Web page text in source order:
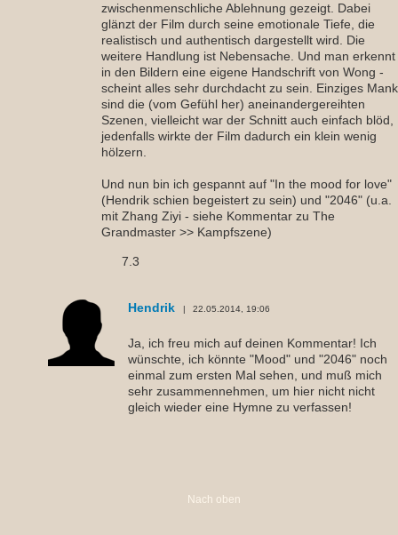
zwischenmenschliche Ablehnung gezeigt. Dabei
glänzt der Film durch seine emotionale Tiefe, die
realistisch und authentisch dargestellt wird. Die
weitere Handlung ist Nebensache. Und man erkennt
in den Bildern eine eigene Handschrift von Wong -
scheint alles sehr durchdacht zu sein. Einziges
sind die (vom Gefühl her) aneinandergereihten
Szenen, vielleicht war der Schnitt auch einfach blöd,
jedenfalls wirkte der Film dadurch ein klein wenig
hölzern.
Und nun bin ich gespannt auf "In the mood for love"
(Hendrik schien begeistert zu sein) und "2046" (u.a.
mit Zhang Ziyi - siehe Kommentar zu The
Grandmaster >> Kampfszene)
7.3
Hendrik 22.05.2014, 19:06
Ja, ich freu mich auf deinen Kommentar! Ich
wünschte, ich könnte "Mood" und "2046" noch
einmal zum ersten Mal sehen, und muß mich
sehr zusammennehmen, um hier nicht nicht
gleich wieder eine Hymne zu verfassen!
Nach oben